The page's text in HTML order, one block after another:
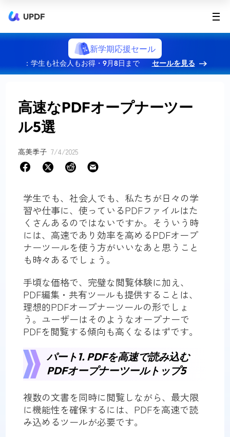
UPDF
新学期応援セール
：学生も社会人もお得・9月8日まで セールを見る
高速なPDFオープナーツー
ル5選
高美季子 7/4/2025
学生でも、社会人でも、私たちが日々の学
習や仕事に、使っているPDFファイルはた
くさんあるのではないですか。そういう時
には、高速であり効率を高めるPDFオープ
ナーツールを使う方がいいなあと思うこと
も時々あるでしょう。
手頃な価格で、完璧な閲覧体験に加え、
PDF編集・共有ツールも提供することは、
理想的PDFオープナーツールの形でしょ
う。ユーザーはそのようなオープナーで
PDFを閲覧する傾向も高くなるはずです。
パート1. PDFを高速で読み込む
PDFオープナーツールトップ5
複数の文書を同時に閲覧しながら、最大限
に機能性を確保するには、PDFを高速で読
み込めるツールが必要です。